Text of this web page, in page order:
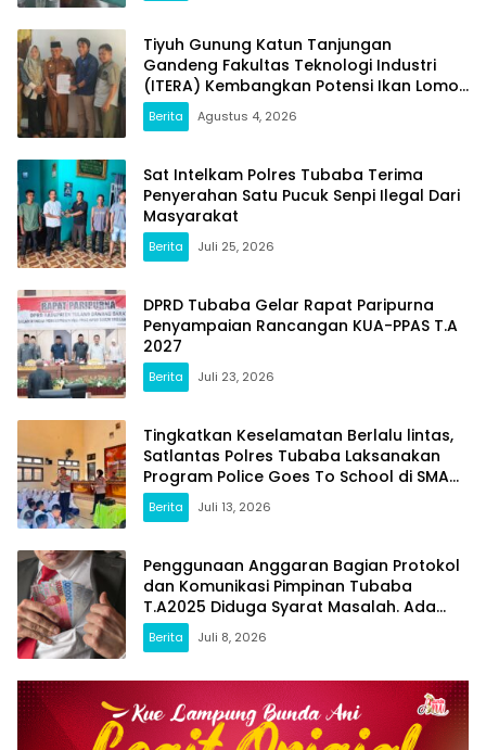
Tiyuh Gunung Katun Tanjungan
Gandeng Fakultas Teknologi Industri
(ITERA) Kembangkan Potensi Ikan Lomou
Menjadi Prodak Unggulan
Berita Agustus 4, 2026
Sat Intelkam Polres Tubaba Terima
Penyerahan Satu Pucuk Senpi Ilegal Dari
Masyarakat
Berita Juli 25, 2026
DPRD Tubaba Gelar Rapat Paripurna
Penyampaian Rancangan KUA-PPAS T.A
2027
Berita Juli 23, 2026
Tingkatkan Keselamatan Berlalu lintas,
Satlantas Polres Tubaba Laksanakan
Program Police Goes To School di SMAN
1 Tumijajar
Berita Juli 13, 2026
Penggunaan Anggaran Bagian Protokol
dan Komunikasi Pimpinan Tubaba
T.A2025 Diduga Syarat Masalah. Ada
Indikasi Tumpang Tindih dan Kegiatan
Fiktif
Berita Juli 8, 2026